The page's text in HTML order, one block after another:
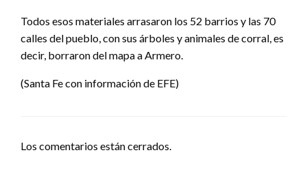
Todos esos materiales arrasaron los 52 barrios y las 70
calles del pueblo, con sus árboles y animales de corral, es
decir, borraron del mapa a Armero.
(Santa Fe con información de EFE)
Los comentarios están cerrados.